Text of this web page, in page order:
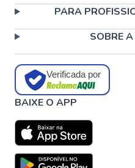
PARA
SOBRE
Verificada por
BAIXE O APP